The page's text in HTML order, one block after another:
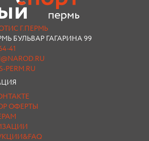
Г.ПЕРМЬ
БУЛЬВАР ГАГАРИНА 99
41
PERM.RU
ОФЕРТЫ